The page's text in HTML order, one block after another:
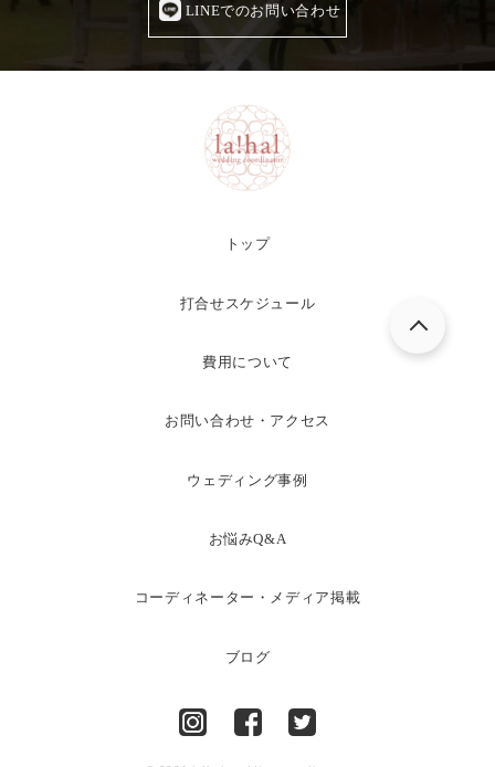
LINEでのお問い合わせ
トップ
打合せスケジュール
費用について
お問い合わせ・アクセス
ウェディング事例
お悩みQ&A
コーディネーター・メディア掲載
ブログ